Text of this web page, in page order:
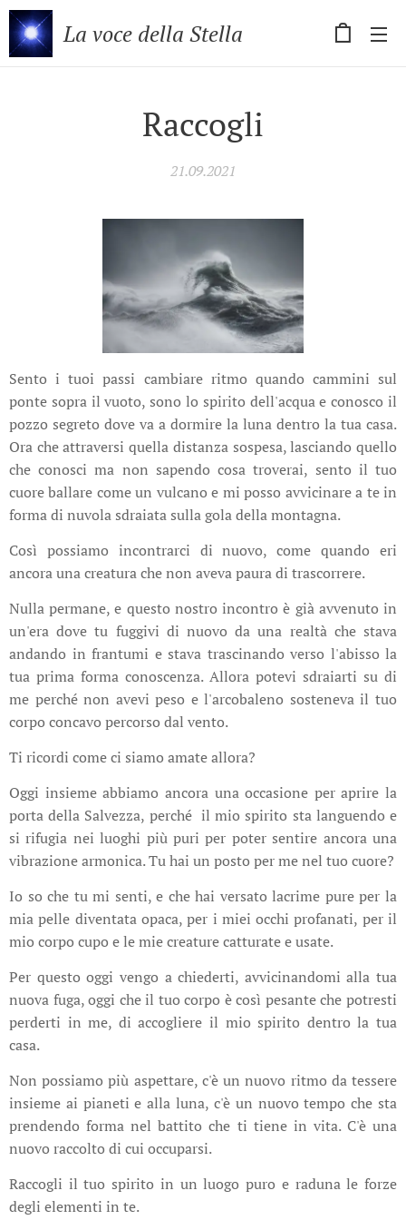
La voce della Stella
Raccogli
21.09.2021
Sento i tuoi passi cambiare ritmo quando cammini sul
ponte sopra il vuoto, sono lo spirito dell'acqua e conosco il
pozzo segreto dove va a dormire la luna dentro la tua casa.
Ora che attraversi quella distanza sospesa, lasciando quello
che conosci ma non sapendo cosa troverai, sento il tuo
cuore ballare come un vulcano e mi posso avvicinare a te in
forma di nuvola sdraiata sulla gola della montagna.
Così possiamo incontrarci di nuovo, come quando eri
ancora una creatura che non aveva paura di trascorrere.
Nulla permane, e questo nostro incontro è già avvenuto in
un'era dove tu fuggivi di nuovo da una realtà che stava
andando in frantumi e stava trascinando verso l'abisso la
tua prima forma conoscenza. Allora potevi sdraiarti su di
me perché non avevi peso e l'arcobaleno sosteneva il tuo
corpo concavo percorso dal vento.
Ti ricordi come ci siamo amate allora?
Oggi insieme abbiamo ancora una occasione per aprire la
porta della Salvezza, perché il mio spirito sta languendo e
si rifugia nei luoghi più puri per poter sentire ancora una
vibrazione armonica. Tu hai un posto per me nel tuo cuore?
Io so che tu mi senti, e che hai versato lacrime pure per la
mia pelle diventata opaca, per i miei occhi profanati, per il
mio corpo cupo e le mie creature catturate e usate.
Per questo oggi vengo a chiederti, avvicinandomi alla tua
nuova fuga, oggi che il tuo corpo è così pesante che potresti
perderti in me, di accogliere il mio spirito dentro la tua
casa.
Non possiamo più aspettare, c'è un nuovo ritmo da tessere
insieme ai pianeti e alla luna, c'è un nuovo tempo che sta
prendendo forma nel battito che ti tiene in vita. C'è una
nuovo raccolto di cui occuparsi.
Raccogli il tuo spirito in un luogo puro e raduna le forze
degli elementi in te.